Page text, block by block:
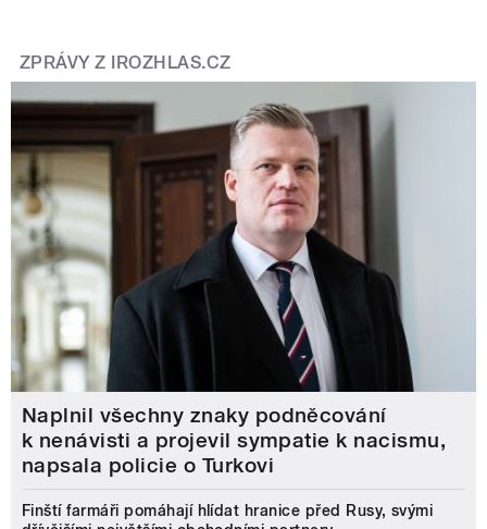
ZPRÁVY Z IROZHLAS.CZ
Naplnil všechny znaky podněcování
k nenávisti a projevil sympatie k nacismu,
napsala policie o Turkovi
Finští farmáři pomáhají hlídat hranice před Rusy, svými